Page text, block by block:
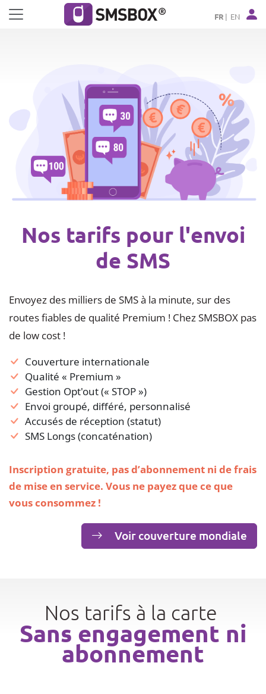
Panneau de gestion des cookies
FR EN
Nos tarifs pour l'envoi
de SMS
Envoyez des milliers de SMS à la minute, sur des
routes fiables de qualité Premium ! Chez SMSBOX pas
de low cost !
Couverture internationale
Qualité « Premium »
Gestion Opt'out (« STOP »)
Envoi groupé, différé, personnalisé
Accusés de réception (statut)
SMS Longs (concaténation)
Inscription gratuite, pas d’abonnement ni de frais
de mise en service. Vous ne payez que ce que
vous consommez !
Voir couverture mondiale
Nos tarifs à la carte
Sans engagement ni
abonnement